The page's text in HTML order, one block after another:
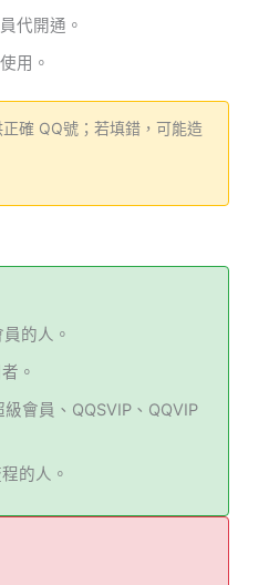
代開通。
用。
確 QQ號；若填錯，可能造
的人。
。
會員、QQSVIP、QQVIP
的人。